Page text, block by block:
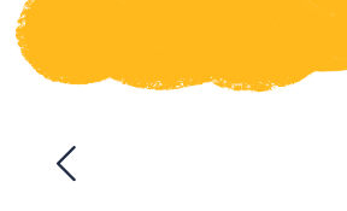
Ezelsbruggetjes
navigatie